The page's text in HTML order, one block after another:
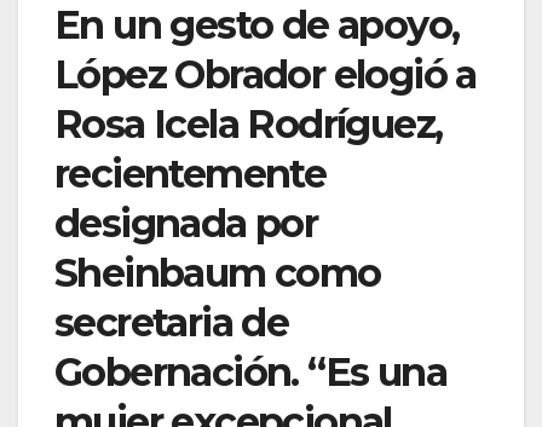
En un gesto de apoyo,
López Obrador elogió a
Rosa Icela Rodríguez,
recientemente
designada por
Sheinbaum como
secretaria de
Gobernación. “Es una